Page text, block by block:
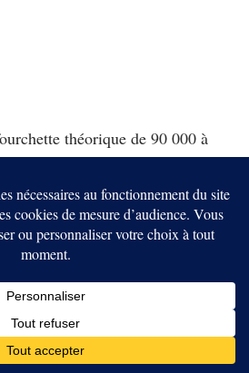
théorique de 90 000 à
reste soutenu par les modèles
institutionnelle.
nouvelle baisse vers 70 000
reste présent.